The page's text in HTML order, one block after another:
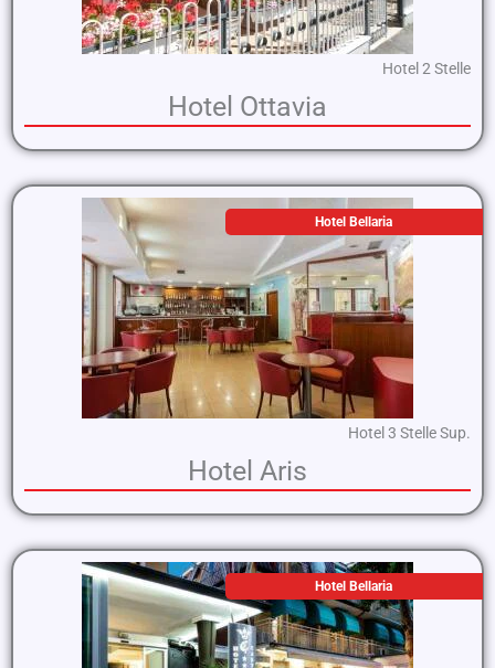
Hotel 2 Stelle
Hotel Ottavia
Hotel Bellaria
Hotel 3 Stelle Sup.
Hotel Aris
Hotel Bellaria